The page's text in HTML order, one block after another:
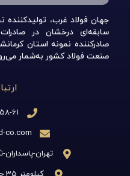
سابقه‌ای درخشان در
صادرکننده نمونه استان
صنعت فولاد کشور به‌شمار
61
co.com
تهران-پاسداران-